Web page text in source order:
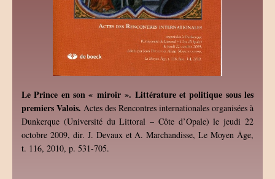
Le Prince en son « miroir ». Littérature et politique sous les
premiers Valois. Actes des Rencontres internationales organisées à
Dunkerque (Université du Littoral – Côte d’Opale) le jeudi 22
octobre 2009, dir. J. Devaux et A. Marchandisse, Le Moyen Âge,
t. 116, 2010, p. 531-705.